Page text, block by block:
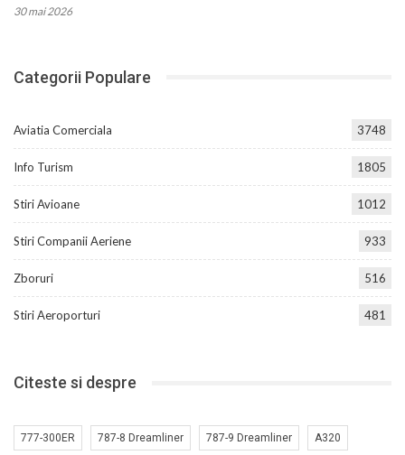
30 mai 2026
Categorii Populare
Aviatia Comerciala 3748
Info Turism 1805
Stiri Avioane 1012
Stiri Companii Aeriene 933
Zboruri 516
Stiri Aeroporturi 481
Citeste si despre
777-300ER 787-8 Dreamliner 787-9 Dreamliner A320